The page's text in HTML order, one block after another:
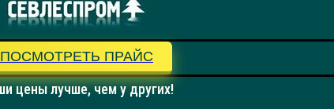
ПОСМОТРЕТЬ ПРАЙС
цены лучше, чем у других!